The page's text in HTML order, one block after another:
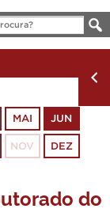
MAI JUN
NOV DEZ
do